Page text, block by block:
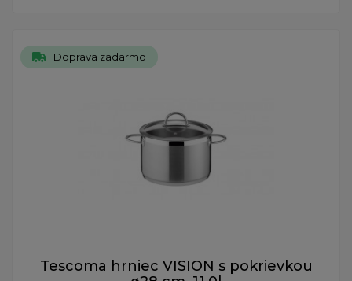
Doprava zadarmo
Tescoma hrniec VISION s pokrievkou